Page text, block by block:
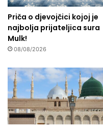
Priča o djevojčici kojoj je
najbolja prijateljica sura
Mulk!
08/08/2026